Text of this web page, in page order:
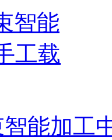
能加工